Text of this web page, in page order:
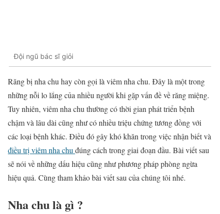
Đội ngũ bác sĩ giỏi
Răng bị nha chu hay còn gọi là viêm nha chu. Đây là một trong
những nỗi lo lắng của nhiều người khi gặp vấn đề về răng miệng.
Tuy nhiên, viêm nha chu thường có thời gian phát triển bệnh
chậm và lâu dài cũng như có nhiều triệu chứng tương đồng với
các loại bệnh khác. Điều đó gây khó khăn trong việc nhận biết và
điều trị viêm nha chuđúng cách trong giai đoạn đầu. Bài viết sau
sẽ nói về những dấu hiệu cũng như phương pháp phòng ngừa
hiệu quả. Cùng tham khảo bài viết sau của chúng tôi nhé.
Nha chu là gì ?